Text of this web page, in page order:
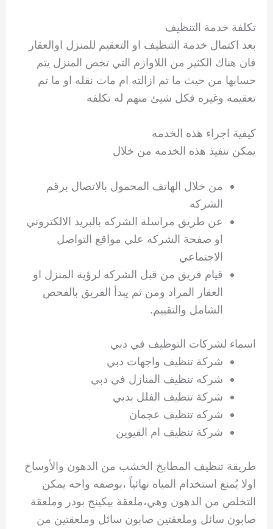
تكلفة خدمة التنظيف
بعد اكتمال خدمة التنظيف او التعقيم للمنزل اوالعقار
فان هناك الكثير من اللاوازم التي تخص المنزل يتم
حسابها من حيث ما تم ازالته ام مات نقله او ما تم
تعقيمه وغيره فكل شيئ منهم له تكلفه
كيفية اجراء هذه الخدمه
يمكن تنفيذ هذه الخدمه من خلال
من خلال الهاتف المحمول بالاتصال برقم
الشركه
عن طريق مراسلة الشركه بالبريد الالكتروني
او صفحة الشركه علي مواقع التواصل
الاجتماعي
قيام فريق من قبل الشركه لرؤية المنزل او
العقار المراد ومن ثم يبدأ الفريق بالفحص
الشامل والتقييم.
اسماء لشركات التوظيف في دبي
شركة تنظيف واجهات دبي
شركه تنظيف المنازل في دبي
شركة تنظيف الفلل بدبي
شركه تنظيف عجمان
شركة تنظيف ام القيوين
طريقة تنظيف المطابخ الخشب من الدهون والأوساخ
اولا يُمنع استخدام المياه نهائياً ،بوصفه واحه يمكن
التخلص من الدهون وهي،ملعقة بيكينج بودر وملعقة
صابون سائل وملعقتين صابون سائل وملعقتين من